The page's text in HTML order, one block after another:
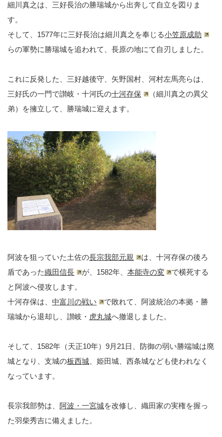
細川真之は、三好長治の勝瑞城から出奔して自立を図りま
す。
そして、1577年に三好長治は細川真之を奉じる小笠原成助
らの軍勢に勝瑞城を追われて、長原の地にて自刃しました。
これに反発した、三好越後守、矢野国村、河村左馬亮らは、
三好氏の一門で讃岐・十河氏の十河存保
（細川真之の異父
弟）を擁立して、勝瑞城に迎えます。
阿波を狙っていた土佐の長宗我部元親
は、十河存保の後ろ
盾であった織田信長 が、1582年、 本能寺の変
で横死する
と阿波へ侵攻します。
十河存保は、 中富川の戦い
で敗れて、阿波統治の本拠・勝
瑞城から退却し、讃岐・ 虎丸城へ撤退しました。
そして、1582年（天正10年）9月21日、防御の弱い勝端城は廃
城となり、支城の板西城 、姫田城、西条城なども使われなく
なっています。
長宗我部勢は、 阿波・一宮城を改修し、織田家の実権を握っ
た羽柴秀吉に備えました。